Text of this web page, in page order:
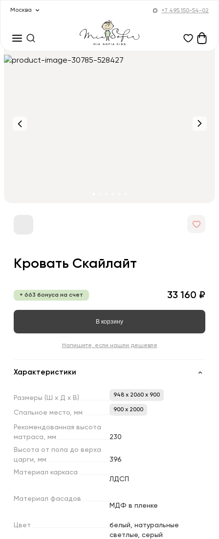
Москва +7 495 150-54-02
Кровать Скайлайт
+ 663 бонуса на счет 33 160 ₽
В корзину
Напишите, если нашли дешевле
Характеристики
Размеры (Ш х Д х В) 948 x 2060 x 900
Спальное место, мм 900 х 2000
Рекомендованная высота
матраса, мм
230
Высота от пола до верха
царги, мм
396
Материал каркаса
ЛДСП
Материал фасадов
МДФ в пленке
Цвет
белый, натуральные
светлые, серый